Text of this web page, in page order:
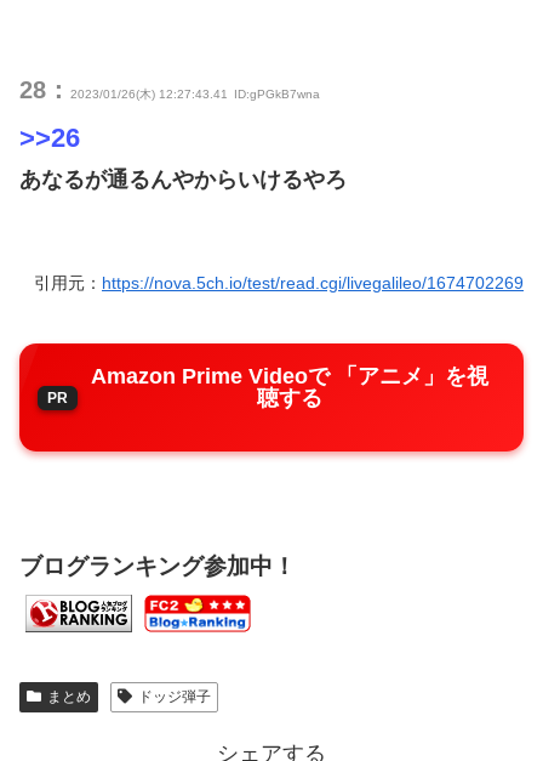
28： 2023/01/26(木) 12:27:43.41 ID:gPGkB7wna
>>26
あなるが通るんやからいけるやろ
引用元： https://nova.5ch.io/test/read.cgi/livegalileo/1674702269
Amazon Prime Videoで 「アニメ」を視
聴する
ブログランキング参加中！
まとめ ドッジ弾子
シェアする